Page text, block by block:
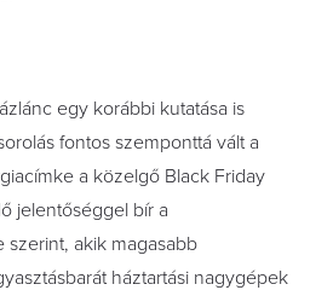
egy korábbi kutatása is
fontos szemponttá vált a
a közelgő Black Friday
jelentőséggel bír a
akik magasabb
háztartási nagygépek